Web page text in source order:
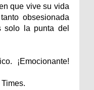
que vive su vida
obsesionada
solo la punta del
¡Emocionante!